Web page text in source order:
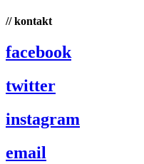
// kontakt
facebook
twitter
instagram
email